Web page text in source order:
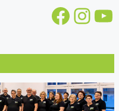
Facebook https://www.instagram.com/gv.stollhofen/ YouTube